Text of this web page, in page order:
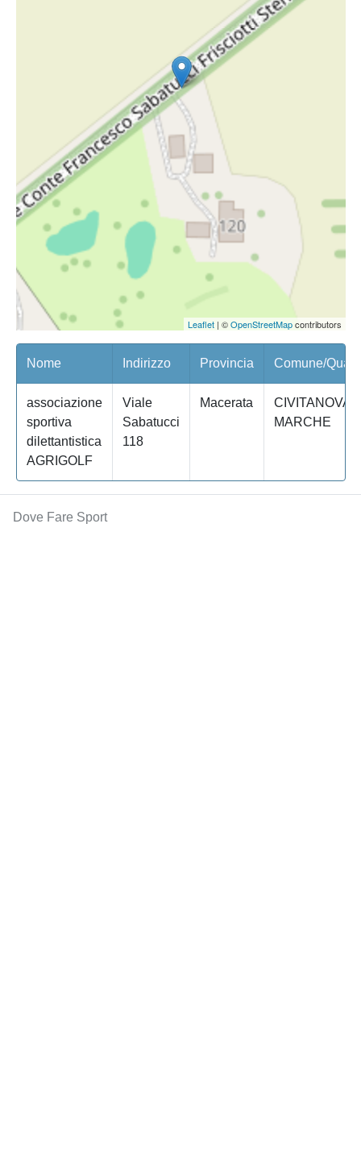
Leaflet| ©OpenStreetMapcontributors
Nome Indirizzo Provincia Comune/
associazione
sportiva
dilettantistica
AGRIGOLF
Viale
Sabatucci
118
Macerata
CIVITANOVA
MARCHE
Dove Fare Sport